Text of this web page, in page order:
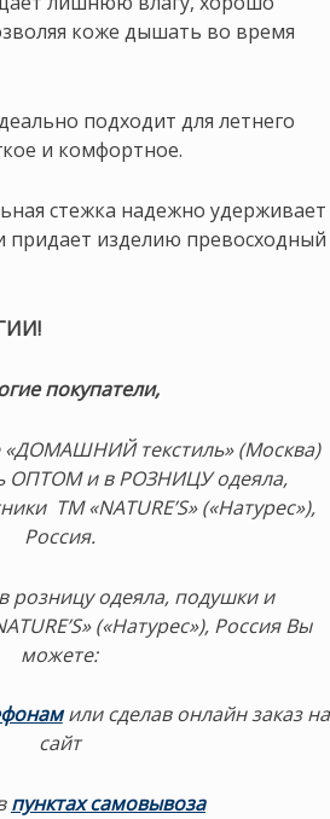
коже дышать во время
подходит для летнего
и комфортное.
стежка надежно удерживает
придает изделию превосходный
покупатели,
«ДОМАШНИЙ текстиль» (Москва)
ОПТОМ и в РОЗНИЦУ одеяла,
ТМ «NATURE’S» («Натурес»),
Россия.
розницу одеяла, подушки и
(«Натурес»), Россия Вы
можете:
или сделав онлайн заказ на
сайт
пунктах самовывоза